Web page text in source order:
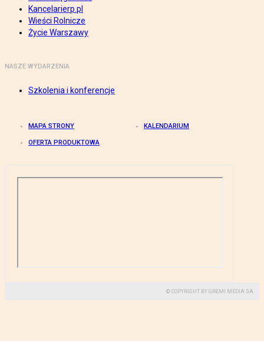
Kancelarierp.pl
Wieści Rolnicze
Życie Warszawy
NASZE WYDARZENIA
Szkolenia i konferencje
MAPA STRONY KALENDARIUM
OFERTA PRODUKTOWA
© COPYRIGHT BY GREMI MEDIA SA